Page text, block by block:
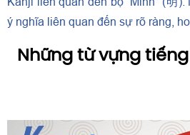
ý nghĩa liên quan đến sự rõ ràng,
Những từ vựng